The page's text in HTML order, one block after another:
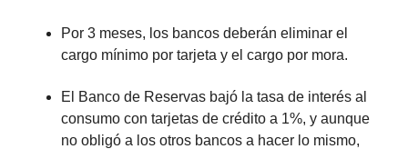
Por 3 meses, los bancos deberán eliminar el
cargo mínimo por tarjeta y el cargo por mora.
El Banco de Reservas bajó la tasa de interés al
consumo con tarjetas de crédito a 1%, y aunque
no obligó a los otros bancos a hacer lo mismo,